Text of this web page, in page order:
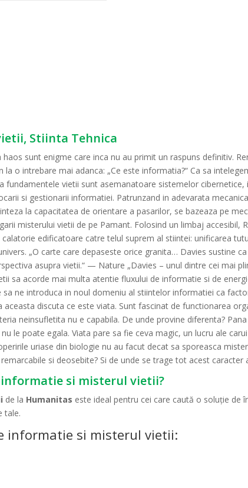
Stiinta Tehnica
sunt enigme care inca nu au primit un raspuns definitiv.
o intrebare mai adanca: „Ce este informatia?“ Ca sa
vietii sunt asemanatoare sistemelor
si gestionarii informatiei. Patrunzand in adevarata
la capacitatea de orientare a pasarilor, se bazeaza pe
misterului vietii de pe Pamant. Folosind un limbaj accesibil,
edificatoare catre telul suprem al stiintei: unificarea
„O carte care depaseste orice granita… Davies sustine
asupra vietii.“ — Nature „Davies – unul dintre cei mai
sa acorde mai multa atentie fluxului de informatie si de
ne introduca in noul domeniu al stiintelor informatiei ca
aceasta discuta ce este viata. Sunt fascinat de functionarea
neinsufletita nu e capabila. De unde provine diferenta?
le poate egala. Viata pare sa fie ceva magic, un lucru ale
uriase din biologie nu au facut decat sa sporeasca
si deosebite? Si de unde se trage tot acest caracter
informatie si misterul vietii?
de la Humanitas este ideal pentru cei care caută o soluție de
tale.
informatie si misterul vietii: